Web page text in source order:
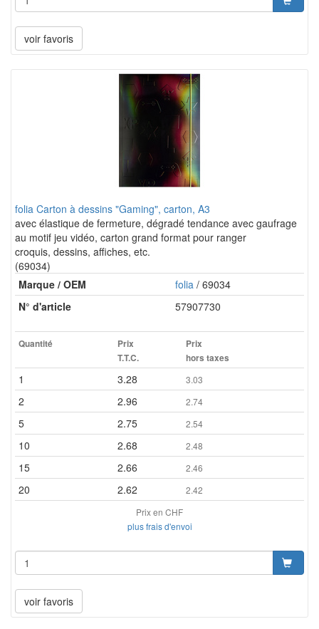
voir favoris
folia Carton à dessins "Gaming", carton, A3
avec élastique de fermeture, dégradé tendance avec gaufrage
au motif jeu vidéo, carton grand format pour ranger
croquis, dessins, affiches, etc.
(69034)
Marque / OEM
folia / 69034
N° d'article
57907730
Quantité
Prix
T.T.C.
Prix
hors taxes
1 3.28 3.03
2 2.96 2.74
5 2.75 2.54
10 2.68 2.48
15 2.66 2.46
20 2.62
2.42
Prix en CHF
plus frais d'envoi
voir favoris